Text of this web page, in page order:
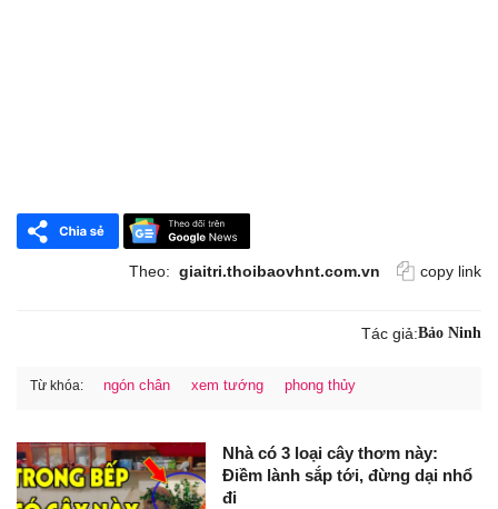
Theo: giaitri.thoibaovhnt.com.vn copy link
Tác giả:Bảo Ninh
Từ khóa: ngón chân xem tướng phong thủy
Nhà có 3 loại cây thơm này:
Điềm lành sắp tới, đừng dại nhổ
đi